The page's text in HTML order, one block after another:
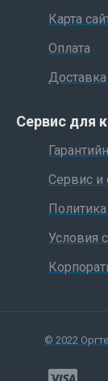
Карта
Оплата
Доставка
Сервис для
Сервис и
Условия
© 2022